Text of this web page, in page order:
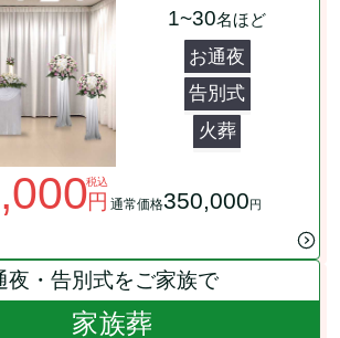
1~30名ほど
お通夜
告別式
火葬
税込
円 通常価格350,000円
夜・告別式をご家族で
家族葬